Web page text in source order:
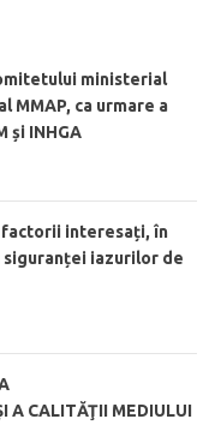
ministerial
MMAP, ca urmare a
și INHGA
interesați, în
siguranței iazurilor de
A CALITĂŢII MEDIULUI